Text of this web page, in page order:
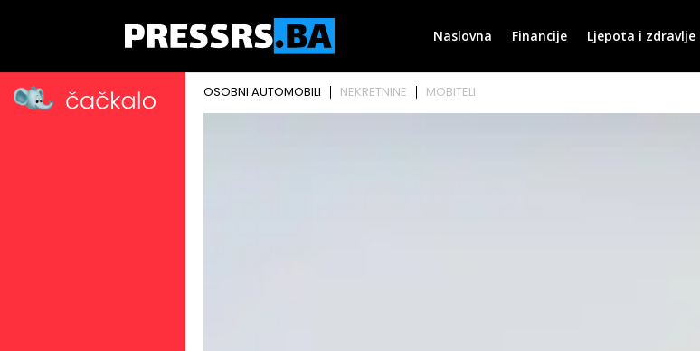
Naslovna Financije Ljepota i zdravlje